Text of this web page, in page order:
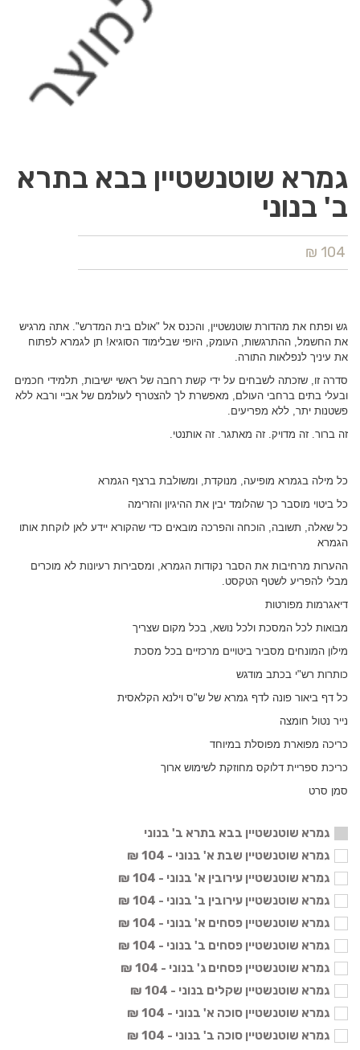
גמרא שוטנשטיין בבא בתרא
ב' בנוני
104 ₪
גש ופתח את מהדורת שוטנשטיין, והכנס אל "אולם בית המדרש". אתה מרגיש
את החשמל, ההתרגשות, העומק, היופי שבלימוד הסוגיא! תן לגמרא לפתוח
את עיניך לנפלאות התורה.
סדרה זו, שזכתה לשבחים על ידי קשת רחבה של ראשי ישיבות, תלמידי חכמים
ובעלי בתים ברחבי העולם, מאפשרת לך להצטרף לעולמם של אביי ורבא ללא
פשטנות יתר, ללא מפריעים.
זה ברור. זה מדויק. זה מאתגר. זה אותנטי.
כל מילה בגמרא מופיעה, מנוקדת, ומשולבת ברצף הגמרא
כל ביטוי מוסבר כך שהלומד יבין את ההיגיון והזרימה
כל שאלה, תשובה, הוכחה והפרכה מובאים כדי שהקורא יידע לאן לוקחת אותו
הגמרא
ההערות מרחיבות את הסבר נקודות הגמרא, ומסבירות רעיונות לא מוכרים
מבלי להפריע לשטף הטקסט.
דיאגרמות מפורטות
מבואות לכל המסכת ולכל נושא, בכל מקום שצריך
מילון המונחים מסביר ביטויים מרכזיים בכל מסכת
כותרות רש"י בכתב מודגש
כל דף ביאור פונה לדף גמרא של ש"ס וילנא הקלאסית
נייר נטול חומצה
כריכה מפוארת מפוסלת במיוחד
כריכת ספריית דלוקס מחוזקת לשימוש ארוך
סמן סרט
גמרא שוטנשטיין בבא בתרא ב' בנוני
גמרא שוטנשטיין שבת א' בנוני - 104 ₪
גמרא שוטנשטיין עירובין א' בנוני - 104 ₪
גמרא שוטנשטיין עירובין ב' בנוני - 104 ₪
גמרא שוטנשטיין פסחים א' בנוני - 104 ₪
גמרא שוטנשטיין פסחים ב' בנוני - 104 ₪
גמרא שוטנשטיין פסחים ג' בנוני - 104 ₪
גמרא שוטנשטיין שקלים בנוני - 104 ₪
גמרא שוטנשטיין סוכה א' בנוני - 104 ₪
גמרא שוטנשטיין סוכה ב' בנוני - 104 ₪